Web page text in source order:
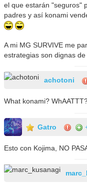
el que estarán "seguros"
padres y así konami
A mi MG SURVIVE me
estrategias son dignas
achotoni
What konami?
Gatro
Esto con Kojima, NO